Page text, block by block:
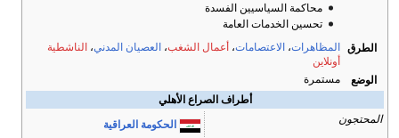
محاكمة السياسيين الفسدة
تحسين الخدمات العامة
الطرق
المظاهرات، الاعتصامات، أعمال الشغب، العصيان المدني، الناشطية
أونلاين
الوضع
مستمرة
أطراف الصراع الأهلي
المحتجون
الحكومة العراقية